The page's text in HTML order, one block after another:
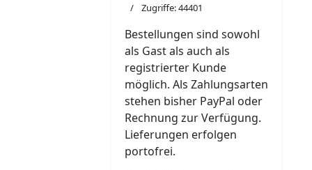
Zugriffe: 44401
Bestellungen sind sowohl
als Gast als auch als
registrierter Kunde
möglich. Als Zahlungsarten
stehen bisher PayPal oder
Rechnung zur Verfügung.
Lieferungen erfolgen
portofrei.